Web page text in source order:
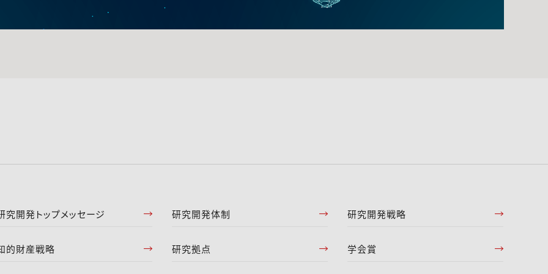
究開発トップメッセージ 研究開発体制 研究開発戦略
的財産戦略 研究拠点 学会賞